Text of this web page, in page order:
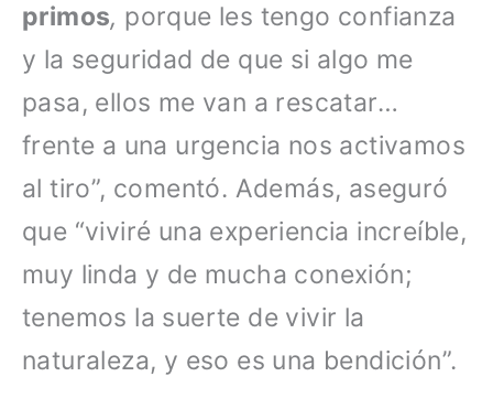
primos, porque les tengo confianza
y la seguridad de que si algo me
pasa, ellos me van a rescatar…
frente a una urgencia nos activamos
al tiro”, comentó. Además, aseguró
que “viviré una experiencia increíble,
muy linda y de mucha conexión;
tenemos la suerte de vivir la
naturaleza, y eso es una bendición”.